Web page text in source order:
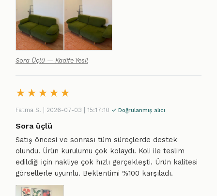
Sora Üçlü — Kadife Yesil
★ ★ ★ ★ ★
Fatma S. | 2026-07-03 | 15:17:10 ✓ Doğrulanmış alıcı
Sora üçlü
Satış öncesi ve sonrası tüm süreçlerde destek
olundu. Ürün kurulumu çok kolaydı. Koli ile teslim
edildiği için nakliye çok hızlı gerçekleşti. Ürün kalitesi
görsellerle uyumlu. Beklentimi %100 karşıladı.